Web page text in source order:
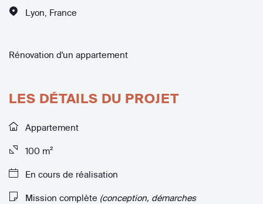
Lyon France
Rénovation d'un appartement
LES DÉTAILS DU PROJET
Appartement
100 m²
En cours de réalisation
Mission complète (conception, démarches